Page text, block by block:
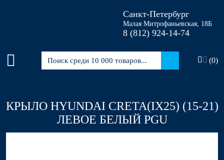
Санкт-Петербург
Малая Митрофаньевская, 18Б
8 (812)924-14-74
(0)
КРЫЛО HYUNDAI CRETA(IX25) (15-21)
ЛЕВОЕ БЕЛЫЙ PGU